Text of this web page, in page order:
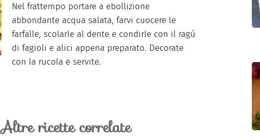
Nel frattempo portare a ebollizione
abbondante acqua salata, farvi cuocere le
farfalle, scolarle al dente e condirle con il ragù
di fagioli e alici appena preparato. Decorate
con la rucola e servite.
Altre ricette correlate